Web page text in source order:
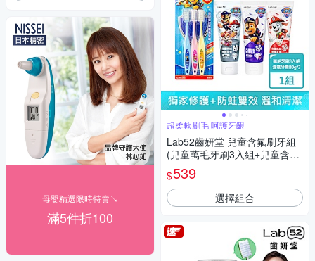
母嬰精選限時特賣↘
滿5件折100
超柔軟刷毛 呵護牙齦
Lab52齒妍堂 兒童含氟刷牙組
(兒童萬毛牙刷3入組+兒童含氟
牙膏80gX3入)
$539
選擇組合